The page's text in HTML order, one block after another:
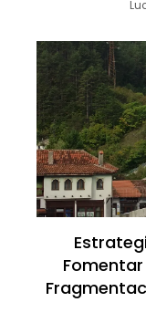
Fomentar